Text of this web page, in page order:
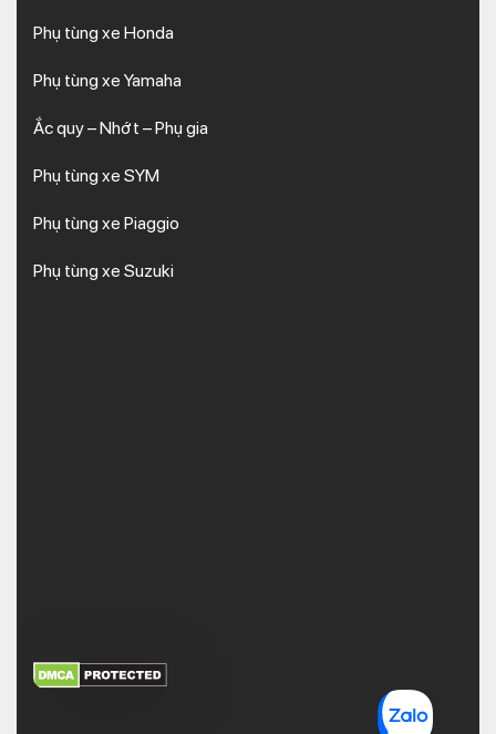
Phụ tùng xe Honda
Phụ tùng xe Yamaha
Ắc quy – Nhớt – Phụ gia
Phụ tùng xe SYM
Phụ tùng xe Piaggio
Phụ tùng xe Suzuki
XEM THÊM